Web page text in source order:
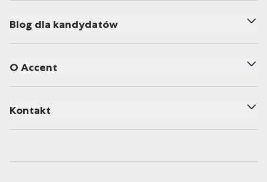
Blog dla kandydatów
O Accent
Kontakt